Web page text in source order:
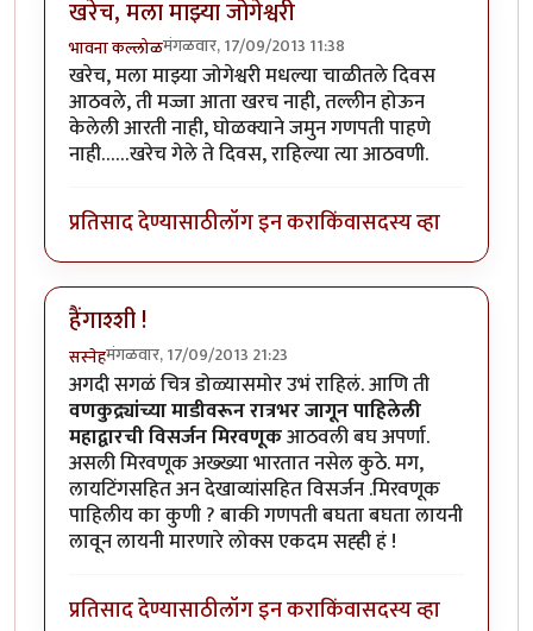
खरेच, मला माझ्या जोगेश्वरी
भावना कल्लोळमंगळवार, 17/09/2013 11:38
खरेच, मला माझ्या जोगेश्वरी मधल्या चाळीतले दिवस
आठवले, ती मज्जा आता खरच नाही, तल्लीन होऊन
केलेली आरती नाही, घोळक्याने जमुन गणपती पाहणे
नाही……खरेच गेले ते दिवस, राहिल्या त्या आठवणी.
प्रतिसाद देण्यासाठीलॉग इन कराकिंवासदस्य व्हा
हैंगाश्शी !
सस्नेहमंगळवार, 17/09/2013 21:23
अगदी सगळं चित्र डोळ्यासमोर उभं राहिलं. आणि ती
वणकुद्र्यांच्या माडीवरून रात्रभर जागून पाहिलेली
महाद्वारची विसर्जन मिरवणूकआठवली बघ अपर्णा.
असली मिरवणूक अख्ख्या भारतात नसेल कुठे. मग,
लायटिंगसहित अन देखाव्यांसहित विसर्जन .मिरवणूक
पाहिलीय का कुणी ? बाकी गणपती बघता बघता लायनी
लावून लायनी मारणारे लोक्स एकदम सह्ही हं !
प्रतिसाद देण्यासाठीलॉग इन कराकिंवासदस्य व्हा